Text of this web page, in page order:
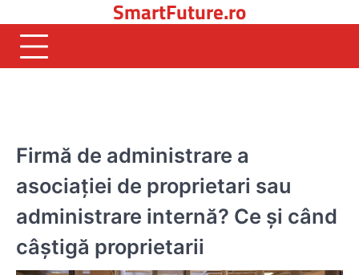
to
content
SmartFuture.ro
Firmă de administrare a
asociației de proprietari sau
administrare internă? Ce și când
câștigă proprietarii